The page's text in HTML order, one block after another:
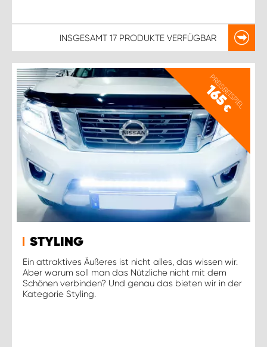
INSGESAMT 17 PRODUKTE VERFÜGBAR
PREISBEISPIEL
165
€
STYLING
Ein attraktives Äußeres ist nicht alles, das wissen wir.
Aber warum soll man das Nützliche nicht mit dem
Schönen verbinden? Und genau das bieten wir in der
Kategorie Styling.